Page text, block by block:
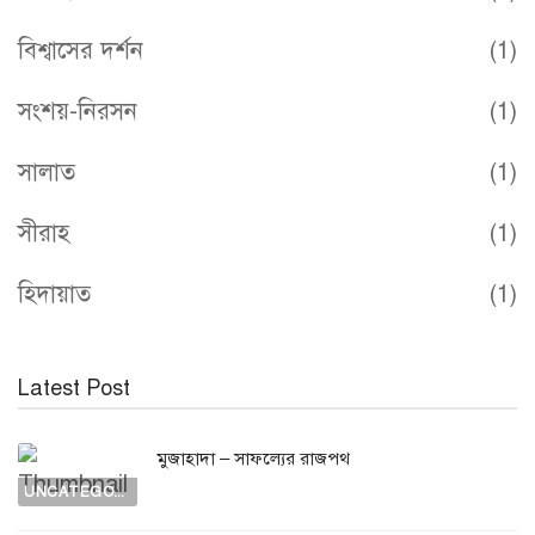
বিশ্বাসের দর্শন (1)
সংশয়-নিরসন (1)
সালাত (1)
সীরাহ (1)
হিদায়াত (1)
Latest Post
UNCATEGORIZED
মুজাহাদা – সাফল্যের রাজপথ